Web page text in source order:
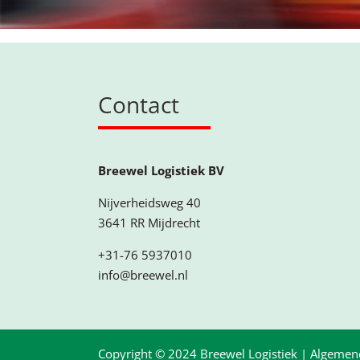
Contact
Breewel Logistiek BV
Nijverheidsweg 40
3641 RR Mijdrecht
+31-76 5937010
info@breewel.nl
Copyright © 2024 Breewel Logistiek |